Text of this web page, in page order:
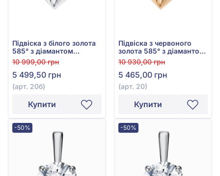
Підвіска з білого золота
585° з діамантом
0,007ct, арт. 20б
10 999,00 грн
5 499,50 грн
(арт. 20б)
Купити
Підвіска з червоного
золота 585° з діамантом
0,007ct, арт. 20
10 930,00 грн
5 465,00 грн
(арт. 20)
Купити
-50% -50%